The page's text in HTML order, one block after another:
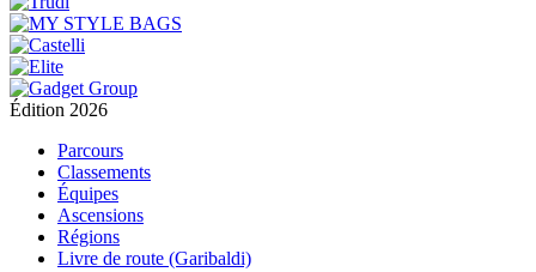
Édition 2026
Parcours
Classements
Équipes
Ascensions
Régions
Livre de route (Garibaldi)